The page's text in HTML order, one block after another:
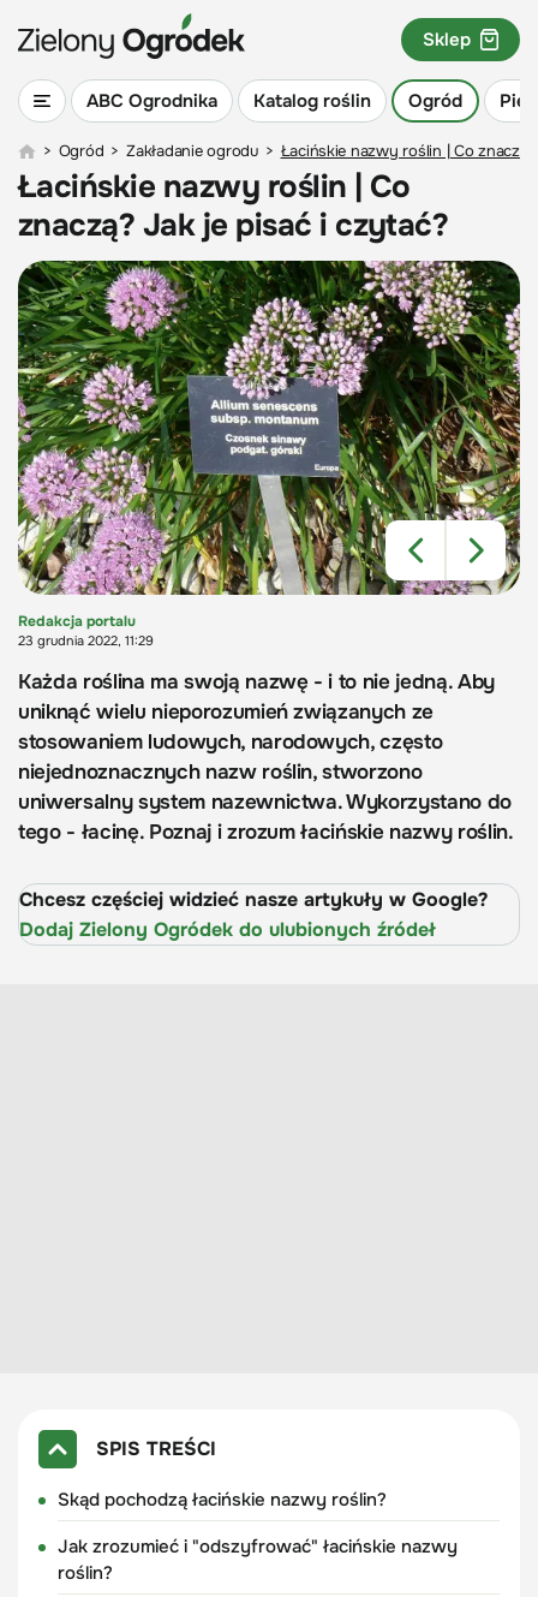
ABC Ogrodnika Katalog roślin Ogród
Sklep
> Ogród > Zakładanie ogrodu > Łacińskie nazwy roślin | Co
Łacińskie nazwy roślin | Co
znaczą? Jak je pisać i czytać?
Redakcja portalu
23 grudnia 2022, 11:29
Każda roślina ma swoją nazwę - i to nie jedną. Aby
uniknąć wielu nieporozumień związanych ze
stosowaniem ludowych, narodowych, często
niejednoznacznych nazw roślin, stworzono
uniwersalny system nazewnictwa. Wykorzystano do
tego - łacinę. Poznaj i zrozum łacińskie nazwy roślin.
Chcesz częściej widzieć nasze artykuły w Google?
Dodaj Zielony Ogródek do ulubionych źródeł
SPIS TREŚCI
Skąd pochodzą łacińskie nazwy roślin?
Jak zrozumieć i "odszyfrować" łacińskie nazwy
roślin?